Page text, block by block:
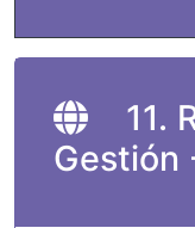
11.
Gestión